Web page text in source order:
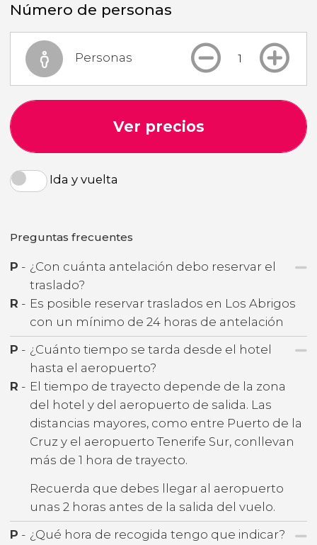
Número de personas
Personas
Ver precios
Ida y vuelta
Preguntas frecuentes
P - ¿Con cuánta antelación debo reservar el
traslado?
R - Es posible reservar traslados en Los Abrigos
con un mínimo de 24 horas de antelación
P - ¿Cuánto tiempo se tarda desde el hotel
hasta el aeropuerto?
R - El tiempo de trayecto depende de la zona
del hotel y del aeropuerto de salida. Las
distancias mayores, como entre Puerto de la
Cruz y el aeropuerto Tenerife Sur, conllevan
más de 1 hora de trayecto.
Recuerda que debes llegar al aeropuerto
unas 2 horas antes de la salida del vuelo.
P - ¿Qué hora de recogida tengo que indicar?